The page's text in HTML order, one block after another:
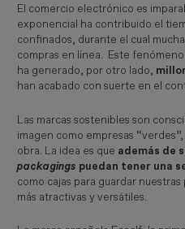
El comercio electrónico es
exponencial ha contribuido el
confinados, durante el cual
compras en línea. Este
ha generado, por otro lado,
han acabado con suerte en el
Las marcas sostenibles son
imagen como empresas
obra. La idea es que además de
packagings puedan tener una
como cajas para guardar
más atractivas y versátiles.